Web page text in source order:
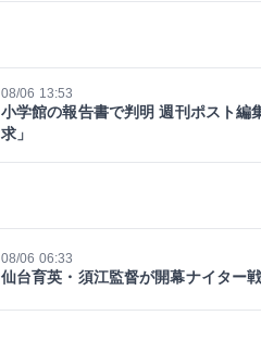
08/06 13:53
小学館の報告書で判明 週刊ポスト編
求」
08/06 06:33
仙台育英・須江監督が開幕ナイター